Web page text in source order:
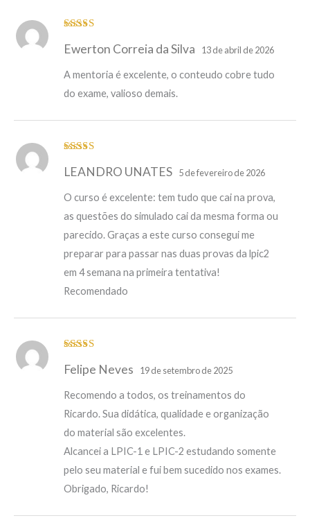
de 5
Ewerton Correia da Silva 13 de abril de 2026
A mentoria é excelente, o conteudo cobre tudo
do exame, valioso demais.
de 5
LEANDRO UNATES 5 de fevereiro de 2026
O curso é excelente: tem tudo que cai na prova,
as questões do simulado cai da mesma forma ou
parecido. Graças a este curso consegui me
preparar para passar nas duas provas da lpic2
em 4 semana na primeira tentativa!
Recomendado
de 5
Felipe Neves 19 de setembro de 2025
Recomendo a todos, os treinamentos do
Ricardo. Sua didática, qualidade e organização
do material são excelentes.
Alcancei a LPIC-1 e LPIC-2 estudando somente
pelo seu material e fui bem sucedido nos exames.
Obrigado, Ricardo!